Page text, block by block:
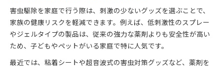
害虫駆除を家庭で行う際は、刺激の少ないグッズを選ぶことで、
家族の健康リスクを軽減できます。例えば、低刺激性のスプレー
やジェルタイプの製品は、従来の強力な薬剤よりも安全性が高い
ため、子どもやペットがいる家庭で特に人気です。
最近では、粘着シートや超音波式の害虫対策グッズなど、薬剤を